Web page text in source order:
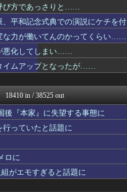
神タイガースちゃんねる
識的に考えた
るゲーマー遅報
そパンNEWS
ーランドボール 翻訳
資ちゃんねる
ンテンツ・声優 | ラブ...
チカン！
ビット速報
ンダタ速報
木坂46まとめ 乃木りん...
撃体験！アンビリバボー｜...
外ちゃんねる
敵な鬼女様
び方であっさりと……
平和記念式典での演説にケチを付
な力が働いてんのかってくらい……
悪化してしまい……
イムアップとなったが……
18410 in / 38525 out
『本家』に失望する事態に
っていたと話題に
ロに
がエモすぎると話題に